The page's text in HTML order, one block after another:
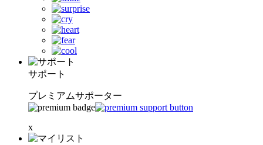
サポート
プレミアムサポーター
x